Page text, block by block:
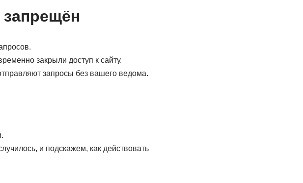
закрыли доступ к сайту.
запросы без вашего ведома.
и подскажем, как действовать